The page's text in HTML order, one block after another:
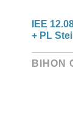
IEE
+ PL Stei
BIHON